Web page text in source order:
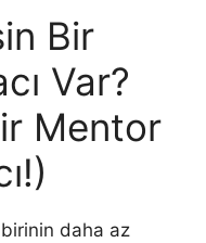
Bir
Var?
Mentor
daha az